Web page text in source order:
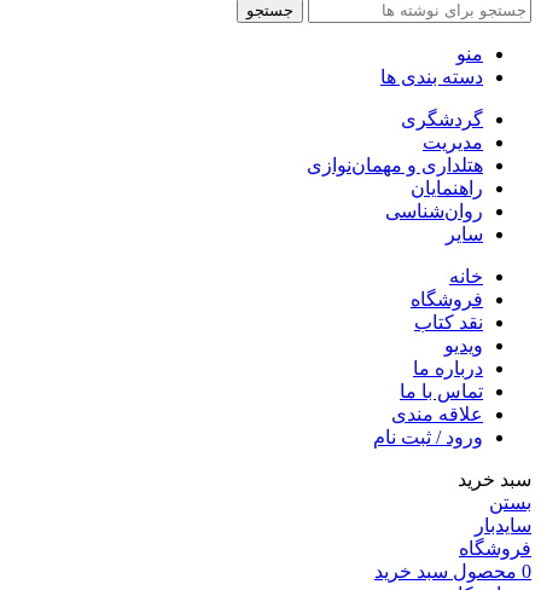
جستجو
منو
دسته بندی ها
گردشگری
مدیریت
هتلداری و مهمان‌نوازی
راهنمایان
روان‌شناسی
سایر
خانه
فروشگاه
نقد کتاب
ویدیو
درباره‌ ما
تماس با ما
علاقه مندی
ورود / ثبت نام
سبد خرید
بستن
سایدبار
فروشگاه
0 محصول سبد خرید